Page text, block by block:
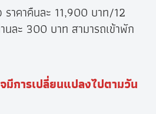
ราคาคืนละ 11,900 บาท/12
นละ 300 บาท สามารถเข้าพัก
มีการเปลี่ยนแปลงไปตามวัน